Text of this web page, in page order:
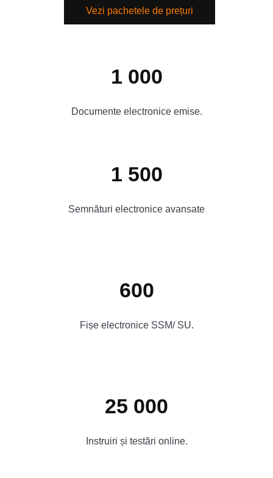
Vezi pachetele de prețuri
25 000
Instruiri și testări online.
600
Fișe electronice SSM/ SU.
1 500
Semnături electronice avansate
1 000
Documente electronice emise.